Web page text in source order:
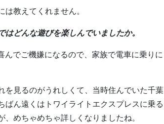
教えてくれません。
どんな遊びを楽しんでいましたか。
でご機嫌になるので、家族で電車に乗りに
を見るのがうれしくて、当時住んでいた千葉
ん遠くはトワイライトエクスプレスに乗る
めちゃめちゃ詳しくなりましたね。